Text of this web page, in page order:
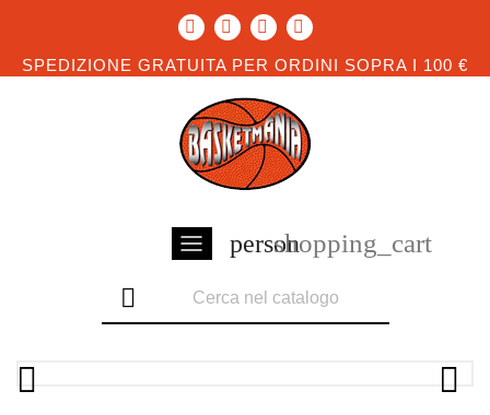
SPEDIZIONE GRATUITA PER ORDINI SOPRA I 100 €
personshopping_cart

 